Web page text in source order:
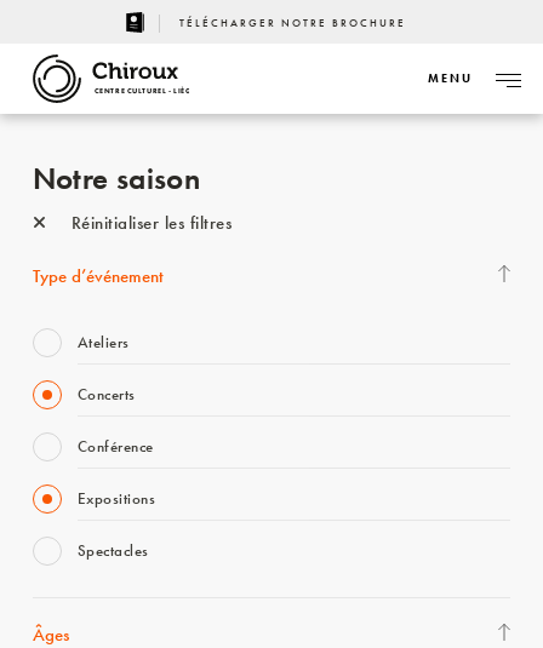
TÉLÉCHARGER NOTRE BROCHURE
CENTRE CULTUREL - LIÈGE
MENU
Notre saison
Réinitialiser les filtres
Type d’événement
Ateliers
Concerts
Conférence
Expositions
Spectacles
Âges